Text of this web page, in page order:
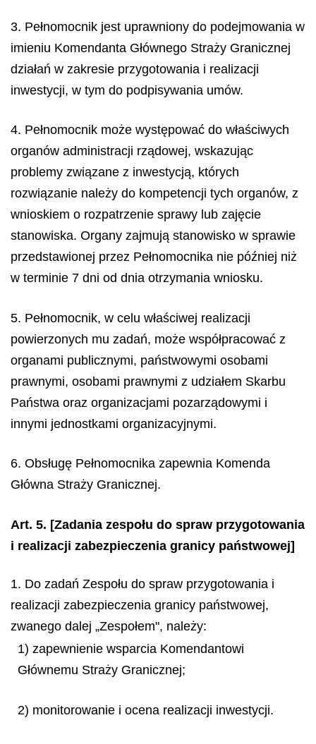
3. Pełnomocnik jest uprawniony do podejmowania w
imieniu Komendanta Głównego Straży Granicznej
działań w zakresie przygotowania i realizacji
inwestycji, w tym do podpisywania umów.
4. Pełnomocnik może występować do właściwych
organów administracji rządowej, wskazując
problemy związane z inwestycją, których
rozwiązanie należy do kompetencji tych organów, z
wnioskiem o rozpatrzenie sprawy lub zajęcie
stanowiska. Organy zajmują stanowisko w sprawie
przedstawionej przez Pełnomocnika nie później niż
w terminie 7 dni od dnia otrzymania wniosku.
5. Pełnomocnik, w celu właściwej realizacji
powierzonych mu zadań, może współpracować z
organami publicznymi, państwowymi osobami
prawnymi, osobami prawnymi z udziałem Skarbu
Państwa oraz organizacjami pozarządowymi i
innymi jednostkami organizacyjnymi.
6. Obsługę Pełnomocnika zapewnia Komenda
Główna Straży Granicznej.
Art. 5. [Zadania zespołu do spraw przygotowania
i realizacji zabezpieczenia granicy państwowej]
1. Do zadań Zespołu do spraw przygotowania i
realizacji zabezpieczenia granicy państwowej,
zwanego dalej „Zespołem", należy:
1) zapewnienie wsparcia Komendantowi
Głównemu Straży Granicznej;
2) monitorowanie i ocena realizacji inwestycji.